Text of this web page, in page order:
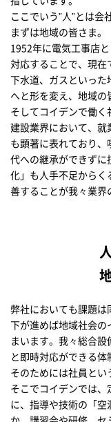
ここでいう”人”とは会
まずは地域の皆さま。
1952年に電気工事店
対応することで、現
下水道、ガスといっ
へと形を変え、地域の
そしてコイデンで働く
建設業界において、
も顕著に表れており
代への継承ができず
化」も人手不足から
善することが我々業界
弊社においても課題
下が進めば地域社会
まいます。我々総合
と即時対応ができる体
そのためには社員とい
そこでコイデンでは
に、指導や技術の「